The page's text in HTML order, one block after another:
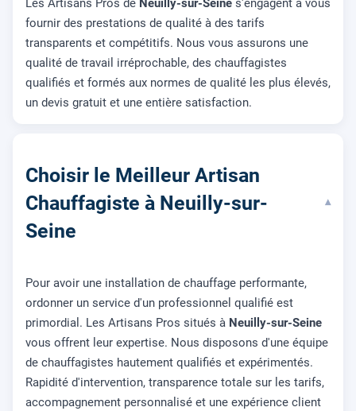
Les Artisans Pros de Neuilly-sur-Seine s'engagent à vous
fournir des prestations de qualité à des tarifs
transparents et compétitifs. Nous vous assurons une
qualité de travail irréprochable, des chauffagistes
qualifiés et formés aux normes de qualité les plus élevés,
un devis gratuit et une entière satisfaction.
Choisir le Meilleur Artisan
Chauffagiste à Neuilly-sur-
Seine
▾
Pour avoir une installation de chauffage performante,
ordonner un service d'un professionnel qualifié est
primordial. Les Artisans Pros situés à Neuilly-sur-Seine
vous offrent leur expertise. Nous disposons d'une équipe
de chauffagistes hautement qualifiés et expérimentés.
Rapidité d'intervention, transparence totale sur les tarifs,
accompagnement personnalisé et une expérience client